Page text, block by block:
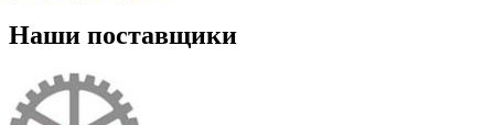
Наши поставщики